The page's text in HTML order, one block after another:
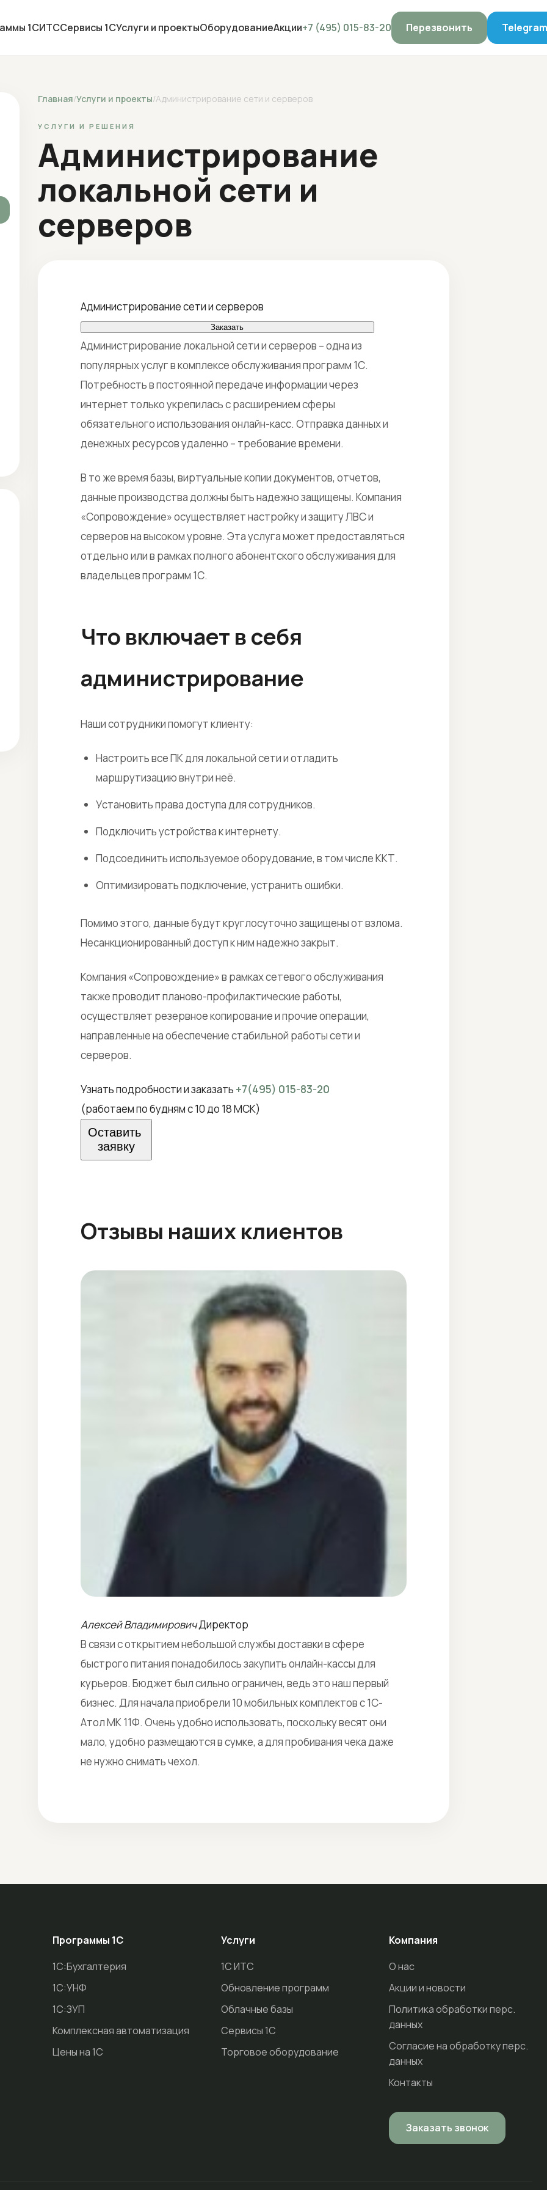
1СИТССервисы 1СУслуги и проектыОборудованиеАкции+7 (495) 015-83-20 Перезвонить Telegram
Главная/Услуги и проекты/Администрирование сети и серверов
УСЛУГИ И РЕШЕНИЯ
Администрирование
локальной сети и
серверов
Администрирование сети и серверов
Заказать
Администрирование локальной сети и серверов – одна из
популярных услуг в комплексе обслуживания программ 1С.
Потребность в постоянной передаче информации через
интернет только укрепилась с расширением сферы
обязательного использования онлайн-касс. Отправка данных и
денежных ресурсов удаленно – требование времени.
В то же время базы, виртуальные копии документов, отчетов,
данные производства должны быть надежно защищены. Компания
«Сопровождение» осуществляет настройку и защиту ЛВС и
серверов на высоком уровне. Эта услуга может предоставляться
отдельно или в рамках полного абонентского обслуживания для
владельцев программ 1С.
Что включает в себя
администрирование
Наши сотрудники помогут клиенту:
Настроить все ПК для локальной сети и отладить
маршрутизацию внутри неё.
Установить права доступа для сотрудников.
Подключить устройства к интернету.
Подсоединить используемое оборудование, в том числе ККТ.
Оптимизировать подключение, устранить ошибки.
Помимо этого, данные будут круглосуточно защищены от взлома.
Несанкционированный доступ к ним надежно закрыт.
Компания «Сопровождение» в рамках сетевого обслуживания
также проводит планово-профилактические работы,
осуществляет резервное копирование и прочие операции,
направленные на обеспечение стабильной работы сети и
серверов.
Узнать подробности и заказать +7(495) 015-83-20
(работаем по будням с 10 до 18 МСК)
Оставить
заявку
Отзывы наших клиентов
Алексей ВладимировичДиректор
В связи с открытием небольшой службы доставки в сфере
быстрого питания понадобилось закупить онлайн-кассы для
курьеров. Бюджет был сильно ограничен, ведь это наш первый
бизнес. Для начала приобрели 10 мобильных комплектов с 1С-
Атол МК 11Ф. Очень удобно использовать, поскольку весят они
мало, удобно размещаются в сумке, а для пробивания чека даже
не нужно снимать чехол.
Программы 1С
1С:Бухгалтерия
1С:УНФ
1С:ЗУП
Комплексная автоматизация
Цены на 1С
Услуги
1С ИТС
Обновление программ
Облачные базы
Сервисы 1С
Торговое оборудование
Компания
О нас
Акции и новости
Политика обработки перс.
данных
Согласие на обработку перс.
данных
Контакты
Заказать звонок